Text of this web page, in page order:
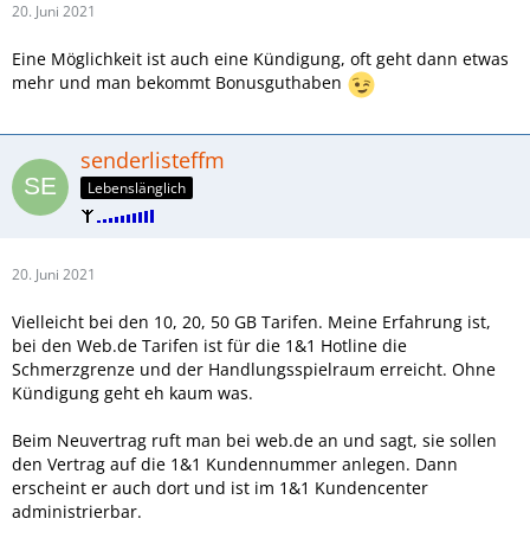
20. Juni 2021
Eine Möglichkeit ist auch eine Kündigung, oft geht dann etwas
mehr und man bekommt Bonusguthaben
senderlisteffm
Lebenslänglich
20. Juni 2021
Vielleicht bei den 10, 20, 50 GB Tarifen. Meine Erfahrung ist,
bei den Web.de Tarifen ist für die 1&1 Hotline die
Schmerzgrenze und der Handlungsspielraum erreicht. Ohne
Kündigung geht eh kaum was.
Beim Neuvertrag ruft man bei web.de an und sagt, sie sollen
den Vertrag auf die 1&1 Kundennummer anlegen. Dann
erscheint er auch dort und ist im 1&1 Kundencenter
administrierbar.